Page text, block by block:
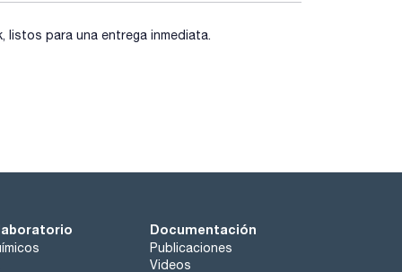
para una entrega inmediata.
Documentación
Publicaciones
Videos